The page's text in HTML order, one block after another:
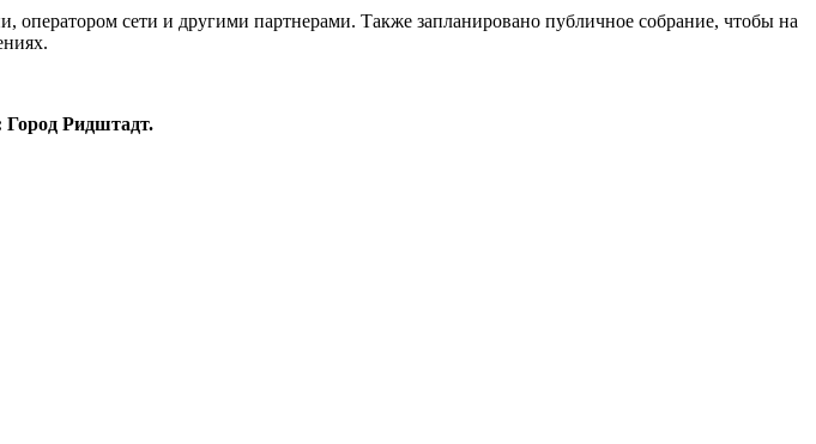
сети и другими партнерами. Также запланировано публичное собрание, чтобы на
Ридштадт.